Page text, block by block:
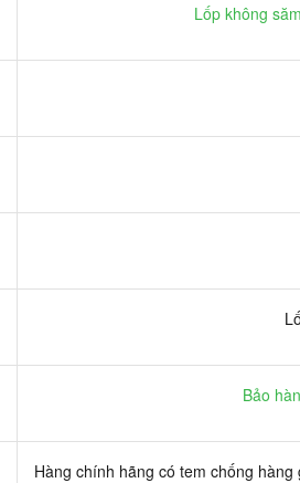
Lốp không
Bảo
Hàng chính hãng có tem chống